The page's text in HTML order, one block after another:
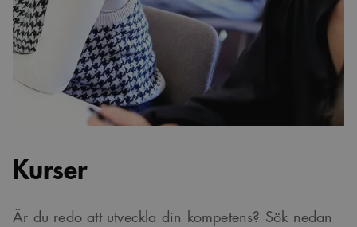
Kurser
Är du redo att utveckla din kompetens? Sök nedan